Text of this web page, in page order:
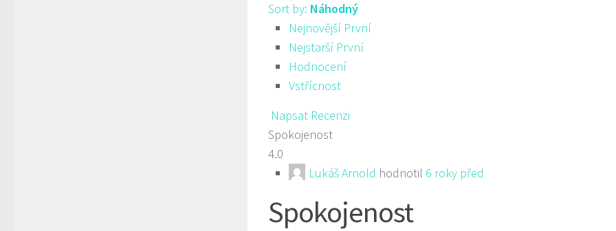
Sort by: Náhodný
Nejnovější První
Nejstarší První
Hodnocení
Vstřícnost
Napsat Recenzi
Spokojenost
4.0
Lukáš Arnold hodnotil 6 roky před
Spokojenost